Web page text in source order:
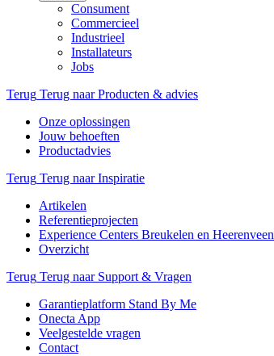
Consument
Commercieel
Industrieel
Installateurs
Jobs
Terug Terug naar Producten & advies
Onze oplossingen
Jouw behoeften
Productadvies
Terug Terug naar Inspiratie
Artikelen
Referentieprojecten
Experience Centers Breukelen en Heerenveen
Overzicht
Terug Terug naar Support & Vragen
Garantieplatform Stand By Me
Onecta App
Veelgestelde vragen
Contact